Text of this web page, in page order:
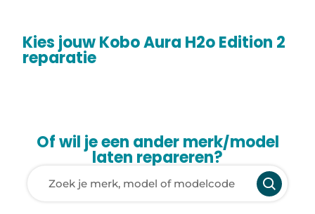
Kies jouw Kobo Aura H2o Edition 2
reparatie
Of wil je een ander merk/model
laten repareren?